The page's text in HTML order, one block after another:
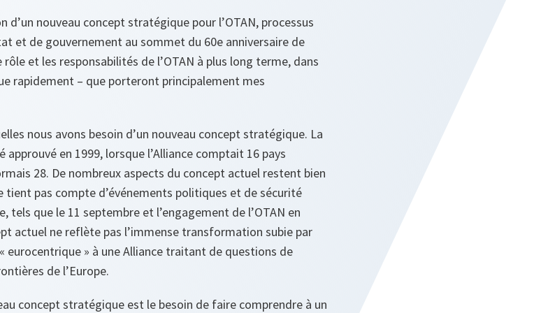
d’un nouveau concept stratégique pour l’OTAN, processus
et de gouvernement au sommet du 60e anniversaire de
rôle et les responsabilités de l’OTAN à plus long terme, dans
rapidement – que porteront principalement mes
nous avons besoin d’un nouveau concept stratégique. La
en 1999, lorsque l’Alliance comptait 16 pays
28. De nombreux aspects du concept actuel restent bien
pas compte d’événements politiques et de sécurité
tels que le 11 septembre et l’engagement de l’OTAN en
actuel ne reflète pas l’immense transformation subie par
eurocentrique » à une Alliance traitant de questions de
de l’Europe.
concept stratégique est le besoin de faire comprendre à un